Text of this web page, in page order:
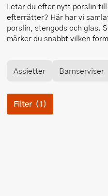
Letar du efter nytt porslin
efterrätter? Här har vi
porslin, stengods och glas.
märker du snabbt vilken
Assietter Barnserviser
Filter (1)